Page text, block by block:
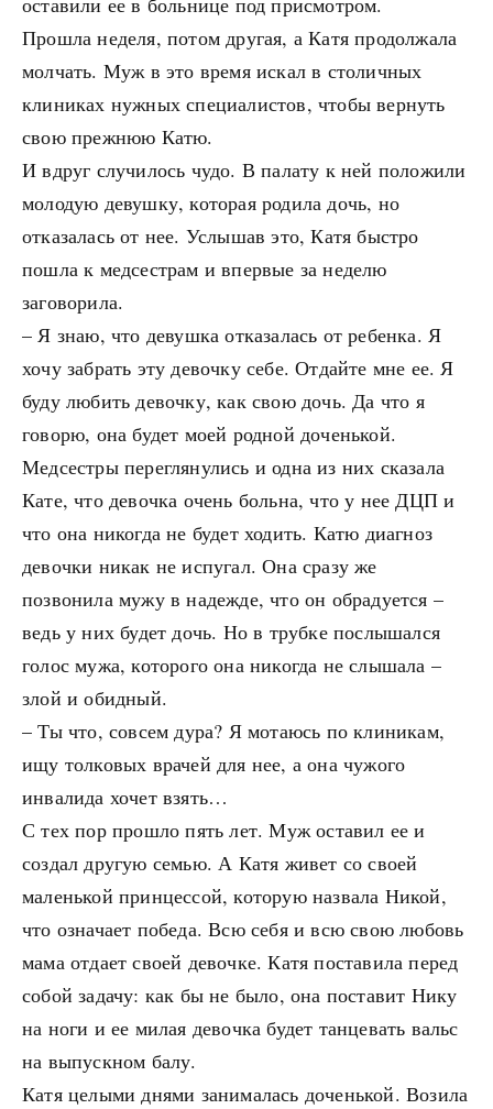
Прошла неделя, потом другая, а Катя продолжала
молчать. Муж в это время искал в столичных
клиниках нужных специалистов, чтобы вернуть
свою прежнюю Катю.
И вдруг случилось чудо. В палату к ней положили
молодую девушку, которая родила дочь, но
отказалась от нее. Услышав это, Катя быстро
пошла к медсестрам и впервые за неделю
заговорила.
– Я знаю, что девушка отказалась от ребенка. Я
хочу забрать эту девочку себе. Отдайте мне ее. Я
буду любить девочку, как свою дочь. Да что я
говорю, она будет моей родной доченькой.
Медсестры переглянулись и одна из них сказала
Кате, что девочка очень больна, что у нее ДЦП и
что она никогда не будет ходить. Катю диагноз
девочки никак не испугал. Она сразу же
позвонила мужу в надежде, что он обрадуется –
ведь у них будет дочь. Но в трубке послышался
голос мужа, которого она никогда не слышала –
злой и обидный.
– Ты что, совсем дура? Я мотаюсь по клиникам,
ищу толковых врачей для нее, а она чужого
инвалида хочет взять…
С тех пор прошло пять лет. Муж оставил ее и
создал другую семью. А Катя живет со своей
маленькой принцессой, которую назвала Никой,
что означает победа. Всю себя и всю свою любовь
мама отдает своей девочке. Катя поставила перед
собой задачу: как бы не было, она поставит Нику
на ноги и ее милая девочка будет танцевать вальс
на выпускном балу.
Катя целыми днями занималась доченькой. Возила